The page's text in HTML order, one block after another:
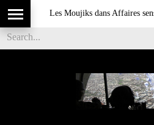
Les Moujiks dans Affaires